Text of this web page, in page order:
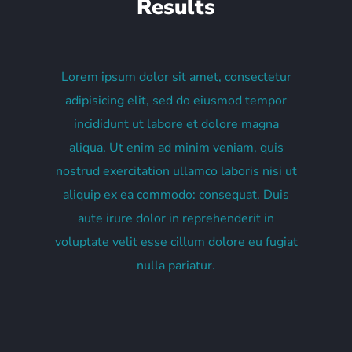
Results
Lorem ipsum dolor sit amet, consectetur
adipisicing elit, sed do eiusmod tempor
incididunt ut labore et dolore magna
aliqua. Ut enim ad minim veniam, quis
nostrud exercitation ullamco laboris nisi ut
aliquip ex ea commodo: consequat. Duis
aute irure dolor in reprehenderit in
voluptate velit esse cillum dolore eu fugiat
nulla pariatur.